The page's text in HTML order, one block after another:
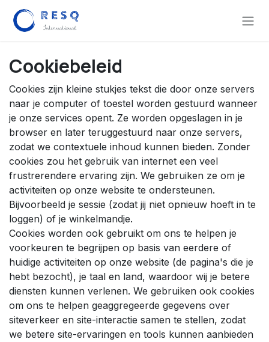
Overslaan naar inhoud
Cookiebeleid
Cookies zijn kleine stukjes tekst die door onze servers
naar je computer of toestel worden gestuurd wanneer
je onze services opent. Ze worden opgeslagen in je
browser en later teruggestuurd naar onze servers,
zodat we contextuele inhoud kunnen bieden. Zonder
cookies zou het gebruik van internet een veel
frustrerendere ervaring zijn. We gebruiken ze om je
activiteiten op onze website te ondersteunen.
Bijvoorbeeld je sessie (zodat jij niet opnieuw hoeft in te
loggen) of je winkelmandje.
Cookies worden ook gebruikt om ons te helpen je
voorkeuren te begrijpen op basis van eerdere of
huidige activiteiten op onze website (de pagina's die je
hebt bezocht), je taal en land, waardoor wij je betere
diensten kunnen verlenen. We gebruiken ook cookies
om ons te helpen geaggregeerde gegevens over
siteverkeer en site-interactie samen te stellen, zodat
we betere site-ervaringen en tools kunnen aanbieden